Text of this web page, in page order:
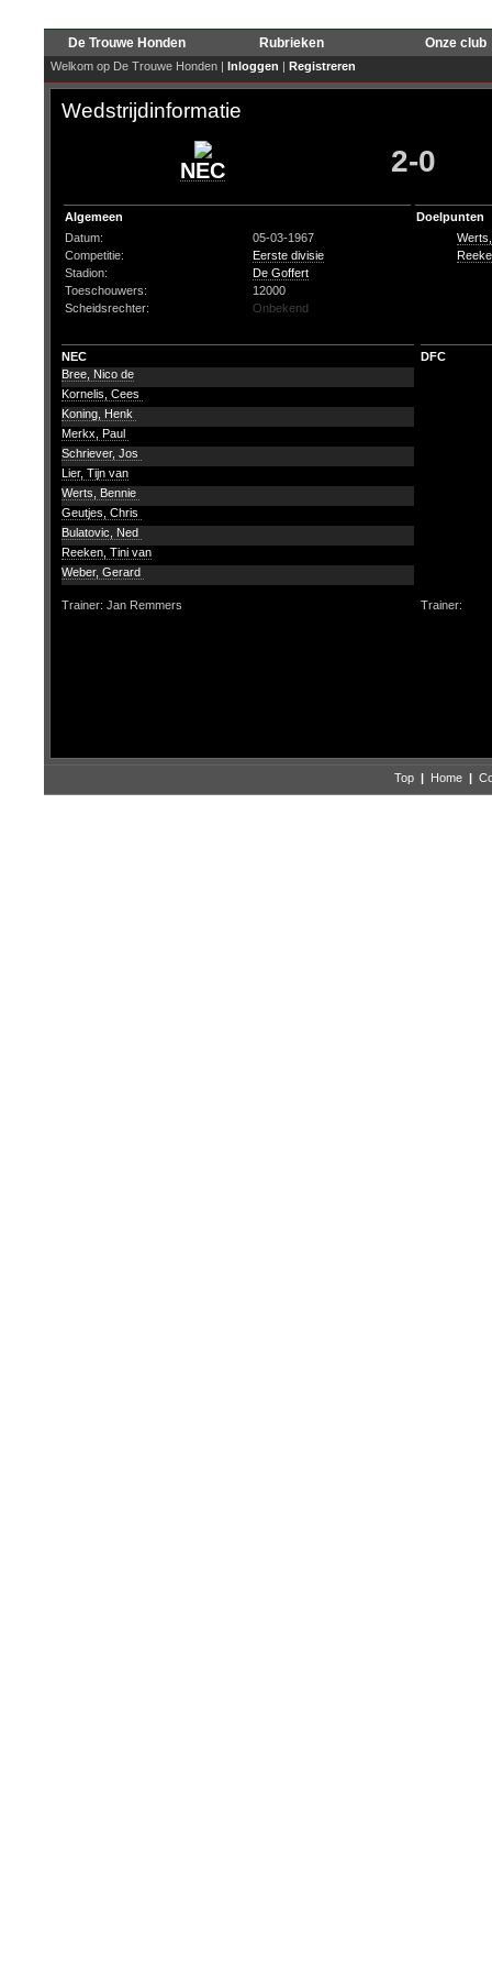
De Trouwe Honden Rubrieken Onze club
Welkom op De Trouwe Honden | Inloggen | Registreren
Wedstrijdinformatie
NEC 2-0
Algemeen
Datum:
05-03-1967
Competitie:
Eerste divisie
Stadion:
De Goffert
Toeschouwers:
12000
Scheidsrechter:
Onbekend
Doelpunten
NEC
DFC
Bree, Nico de
Kornelis, Cees
Koning, Henk
Merkx, Paul
Schriever, Jos
Lier, Tijn van
Werts, Bennie
Geutjes, Chris
Bulatovic, Ned
Reeken, Tini van
Weber, Gerard
Trainer: Jan Remmers Trainer:
Top | Home |